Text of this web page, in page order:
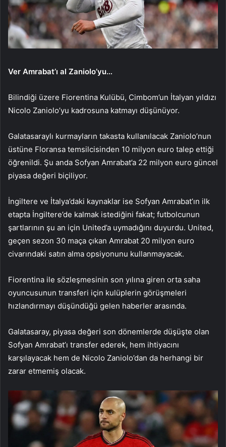
Ver Amrabat’ı al Zaniolo’yu…
Bilindiği üzere Fiorentina Kulübü, Cimbom’un İtalyan yıldızı
Nicolo Zaniolo’yu kadrosuna katmayı düşünüyor.
Galatasaraylı kurmayların takasta kullanılacak Zaniolo’nun
üstüne Floransa temsilcisinden 10 milyon euro talep ettiği
öğrenildi. Şu anda Sofyan Amrabat’a 22 milyon euro güncel
piyasa değeri biçiliyor.
İngiltere ve İtalya’daki kaynaklar ise Sofyan Amrabat’ın ilk
etapta İngiltere’de kalmak istediğini fakat; futbolcunun
şartlarının şu an için United’a uymadığını duyurdu. United,
geçen sezon 30 maça çıkan Amrabat 20 milyon euro
civarındaki satın alma opsiyonunu kullanmayacak.
Fiorentina ile sözleşmesinin son yılına giren orta saha
oyuncusunun transferi için kulüplerin görüşmeleri
hızlandırmayı düşündüğü gelen haberler arasında.
Galatasaray, piyasa değeri son dönemlerde düşüşte olan
Sofyan Amrabat’ı transfer ederek, hem ihtiyacını
karşılayacak hem de Nicolo Zaniolo’dan da herhangi bir
zarar etmemiş olacak.